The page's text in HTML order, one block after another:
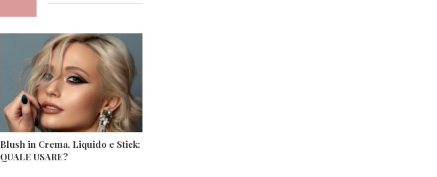
Blush in Crema, Liquido e Stick:
QUALE USARE?